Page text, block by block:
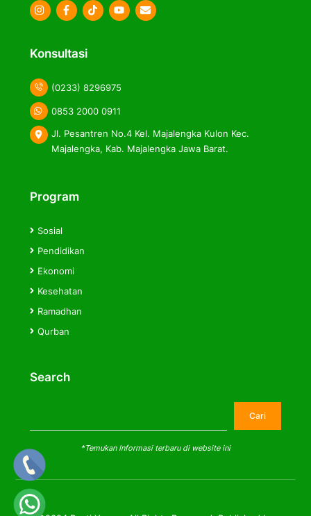
Icon
Icon
Icon
Konsultasi
(0233) 8296975
0853 2000 0911
Jl. Pesantren No.4 Kel. Majalengka Kulon Kec.
Majalengka, Kab. Majalengka Jawa Barat.
Program
Sosial
Pendidikan
Ekonomi
Kesehatan
Ramadhan
Qurban
Search
Cari
*Temukan Informasi terbaru di website ini